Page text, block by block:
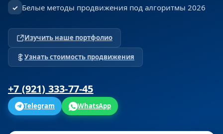
✓ Белые методы продвижения под алгоритмы 2026
Изучить наше портфолио
Узнать стоимость продвижения
+7 (921) 333-77-45
Telegram WhatsApp